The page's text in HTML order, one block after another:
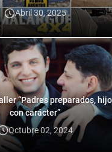
Abril 30, 2025
“Padres preparados,
con carácter”
Octubre 02, 2024